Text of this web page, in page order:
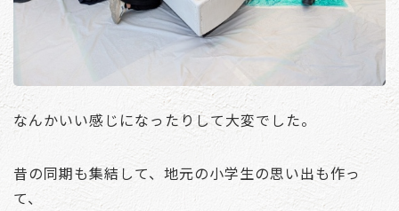
なんかいい感じになったりして大変でした。
昔の同期も集結して、地元の小学生の思い出も作っ
て、